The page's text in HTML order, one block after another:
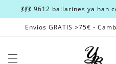
directamente
al contenido
💃💃💃 9612 bailarines ya han
Envios GRATIS >75€ -